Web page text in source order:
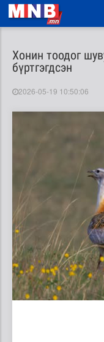
Хонин тоодог
бүртгэгдсэн
2026-05-19 10:50:06